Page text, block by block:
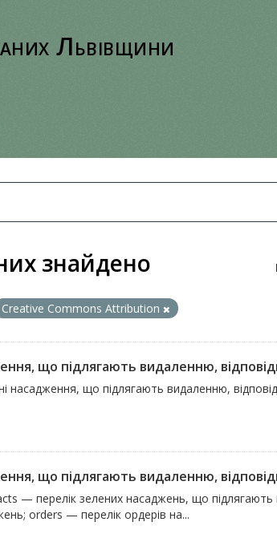
Львівщини
знайдено
Creative Commons Attribution
що підлягають видаленню,
насадження, що підлягають видаленню,
що підлягають видаленню,
— перелік зелених насаджень, що підлягають
orders — перелік ордерів на...